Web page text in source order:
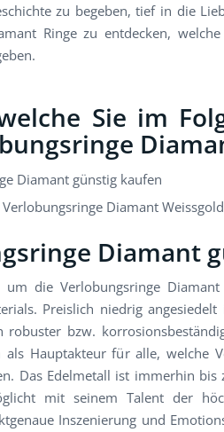
zu begeben, tief in die
Ringe zu entdecken,
Sie im
Diamant günstig kaufen
Diamant
Diamant
um die Verlobungsringe
Preislich niedrig
robuster bzw.
als Hauptakteur für alle, welche
Das Edelmetall ist immerhin
mit seinem Talent der
Inszenierung und